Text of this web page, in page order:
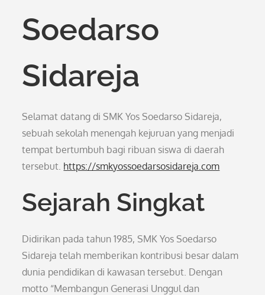
Soedarso
Sidareja
Selamat datang di SMK Yos Soedarso Sidareja,
sebuah sekolah menengah kejuruan yang menjadi
tempat bertumbuh bagi ribuan siswa di daerah
tersebut. https://smkyossoedarsosidareja.com
Sejarah Singkat
Didirikan pada tahun 1985, SMK Yos Soedarso
Sidareja telah memberikan kontribusi besar dalam
dunia pendidikan di kawasan tersebut. Dengan
motto “Membangun Generasi Unggul dan